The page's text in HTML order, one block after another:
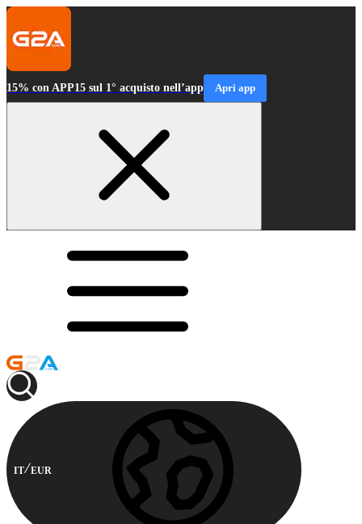
15% con APP15 sul 1° acquisto nell’app Apri app
IT EUR